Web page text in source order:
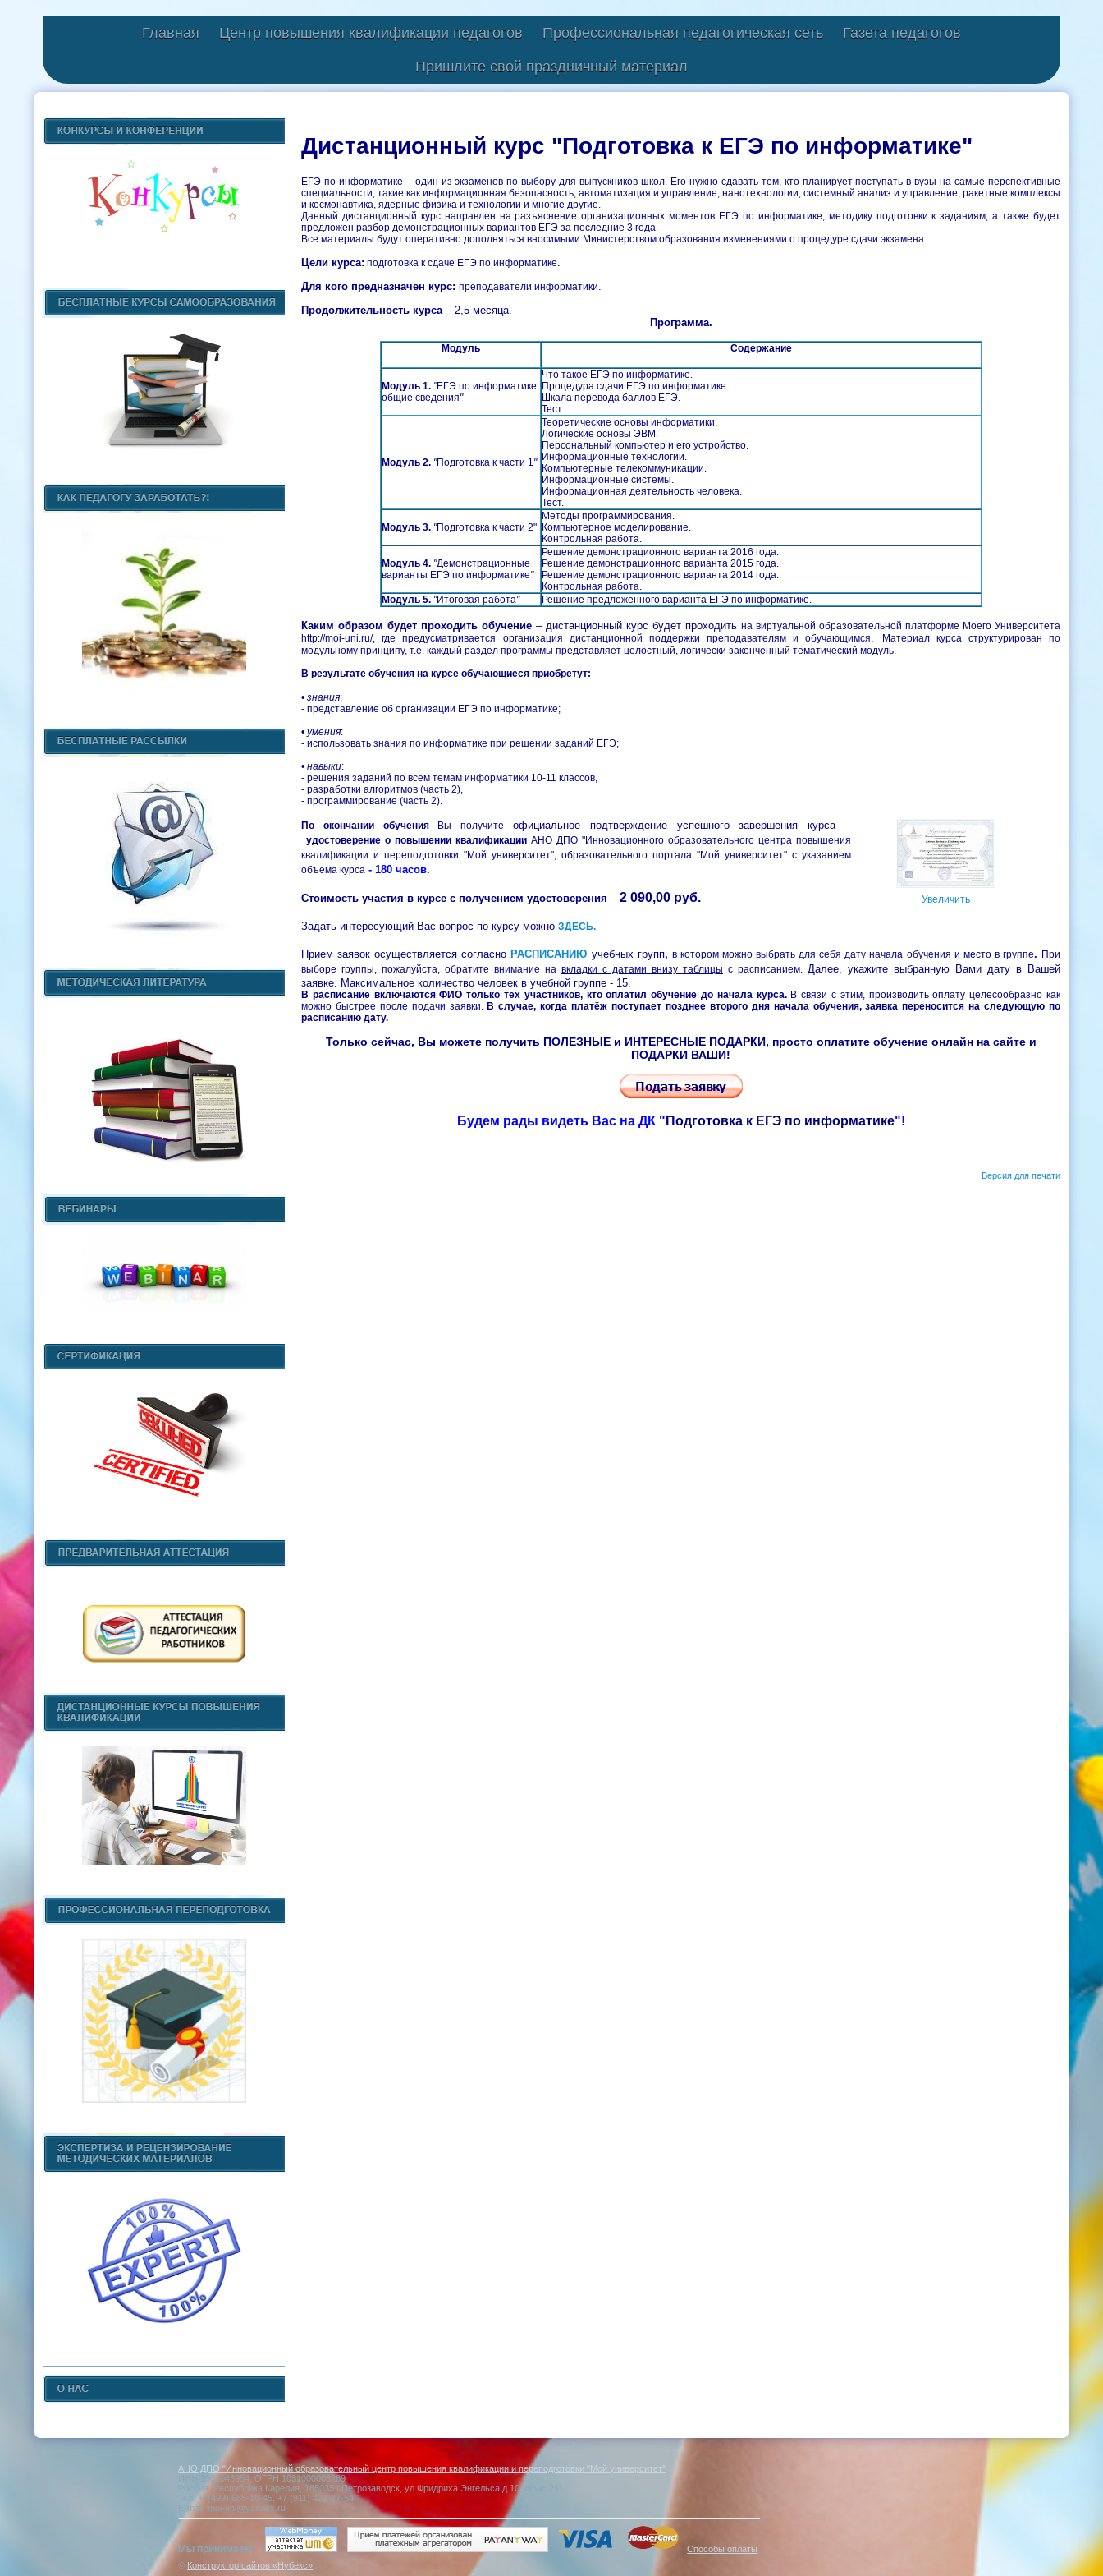
Главная Центр повышения квалификации педагогов Профессиональная педагогическая сеть Газета педагогов
Пришлите свой праздничный материал
Дистанционный курс "Подготовка к ЕГЭ по информатике"
ЕГЭ по информатике – один из экзаменов по выбору для выпускников школ. Его нужно сдавать тем, кто планирует поступать в вузы на самые перспективные
специальности, такие как информационная безопасность, автоматизация и управление, нанотехнологии, системный анализ и управление, ракетные комплексы
и космонавтика, ядерные физика и технологии и многие другие.
Данный дистанционный курс направлен на разъяснение организационных моментов ЕГЭ по информатике, методику подготовки к заданиям, а также будет
предложен разбор демонстрационных вариантов ЕГЭ за последние 3 года.
Все материалы будут оперативно дополняться вносимыми Министерством образования изменениями о процедуре сдачи экзамена.
Цели курса: подготовка к сдаче ЕГЭ по информатике
Для кого предназначен курс: преподаватели информатики
Продолжительность курса – 2,5 месяца.
Программа.
Модуль Содержание
Модуль 1. "ЕГЭ по информатике:
общие сведения"
Что такое ЕГЭ по информатике.
Процедура сдачи ЕГЭ по информатике.
Шкала перевода баллов ЕГЭ.
Тест.
Модуль 2. "Подготовка к части 1 "
Теоретические основы информатики.
Логические основы ЭВМ.
Персональный компьютер и его устройство.
Информационные технологии.
Компьютерные телекоммуникации.
Информационные системы.
Информационная деятельность человека.
Тест.
Модуль 3."Подготовка к части 2"
Методы программирования.
Компьютерное моделирование.
Контрольная работа.
Модуль 4."Демонстрационные
варианты ЕГЭ по информатике"
Решение демонстрационного варианта 2016 года.
Решение демонстрационного варианта 2015 года.
Решение демонстрационного варианта 2014 года.
Контрольная работа.
Модуль 5."Итоговая работа" Решение предложенного варианта ЕГЭ по информатике.
Каким образом будет проходить обучение – дистанционный курс будет проходить на виртуальной образовательной платформе Моего Университета
http://moi-uni.ru/, где предусматривается организация дистанционной поддержки преподавателям и обучающимся
Материал курса структурирован по
модульному принципу, т.е. каждый раздел программы представляет целостный, логически законченный тематический модуль.
В результате обучения на курсе обучающиеся приобретут:
• знания:
- представление об организации ЕГЭ по информатике;
• умения:
- использовать знания по информатике при решении заданий ЕГЭ;
• навыки:
- решения заданий по всем темам информатики 10-11 классов,
- разработки алгоритмов (часть 2),
- программирование (часть 2).
По окончании обучения Вы получитеофициальное подтверждение успешного завершения курса –
удостоверение о повышении квалификации АНО ДПО "Инновационного образовательного центра повышения
квалификации и переподготовки "Мой университет", образовательного портала "Мой университет" с указанием
объема курса - 180 часов.
Стоимость участия в курсе с получением удостоверения – 2 090,00 руб. Увеличить
Задать интересующий Вас вопрос по курсу можно ЗДЕСЬ.
Прием заявок осуществляется согласно РАСПИСАНИЮ учебных групп, в котором можно выбрать для себя дату начала обучения и место в группе. При
выборе группы, пожалуйста, обратите внимание на вкладки с датами внизу таблицы с расписанием. Далее, укажите выбранную Вами дату в Вашей
заявке. Максимальное количество человек в учебной группе - 15.
В расписание включаются ФИО только тех участников, кто оплатил обучение до начала курса.В связи с этим, производить оплату целесообразно как
можно быстрее после подачи заявки.В случае, когда платёж поступает позднее второго дня начала обучения, заявка переносится на следующую по
расписанию дату.
Только сейчас, Вы можете получить ПОЛЕЗНЫЕ и ИНТЕРЕСНЫЕ ПОДАРКИ, просто оплатите обучение онлайн на сайте и
ПОДАРКИ ВАШИ!
Будем рады видеть Вас на ДК " Подготовка к ЕГЭ по информатике"!
Версия для печати
АНО ДПО "Инновационный образовательный центр повышения квалификации и переподготовки "Мой университет"
ИНН 1001043954, ОГРН 1031000006289
Россия, Республика Карелия, 185035 г.Петрозаводск, ул.Фридриха Энгельса д.10, офис 211
Тел: +7(499) 685-10-45, +7 (911) 422-27-54
E-mail: moi-uni@yandex.ru
Мы принимаем:
Способы оплаты
© Конструктор сайтов «Нубекс»